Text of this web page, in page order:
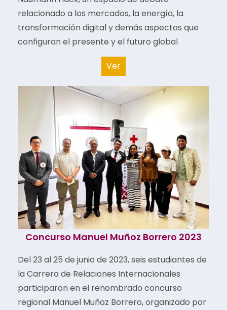
relacionado a los mercados, la energía, la
transformación digital y demás aspectos que
configuran el presente y el futuro global
Ver
Concurso Manuel Muñoz Borrero 2023
Del 23 al 25 de junio de 2023, seis estudiantes de
la Carrera de Relaciones Internacionales
participaron en el renombrado concurso
regional Manuel Muñoz Borrero, organizado por